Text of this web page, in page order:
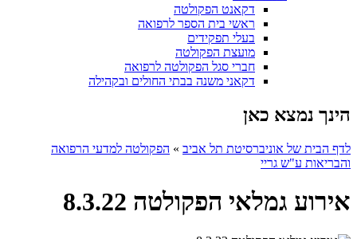
דקאנט הפקולטה
ראשי בית הספר לרפואה
בעלי תפקידים
מועצת הפקולטה
חברי סגל הפקולטה לרפואה
דקאני משנה בבתי החולים ובקהילה
הינך נמצא כאן
לדף הבית של אוניברסיטת תל אביב » הפקולטה למדעי הרפואה
והבריאות ע"ש גריי
אירוע גמלאי הפקולטה 8.3.22